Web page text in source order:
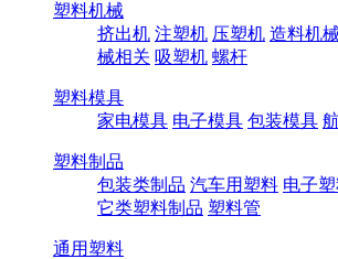
塑料机械
挤出机 注塑机 压塑机 造料机
械相关 吸塑机 螺杆
塑料模具
家电模具 电子模具 包装模具
塑料制品
包装类制品 汽车用塑料 电子
它类塑料制品 塑料管
通用塑料